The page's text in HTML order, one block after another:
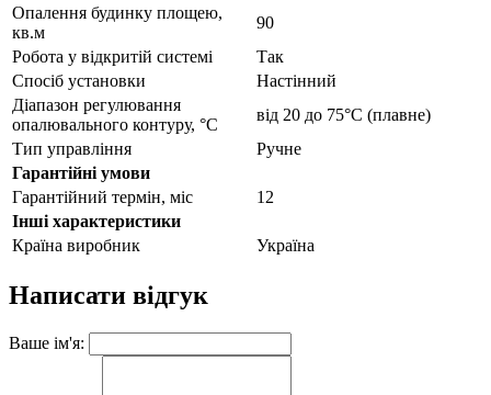
Опалення будинку площею,
кв.м
90
Робота у відкритій системі
Так
Спосіб установки
Настінний
Діапазон регулювання
опалювального контуру, °С
від 20 до 75°С (плавне)
Тип управління
Ручне
Гарантійні умови
Гарантійний термін, міс
12
Інші характеристики
Країна виробник
Україна
Написати відгук
Ваше ім'я: